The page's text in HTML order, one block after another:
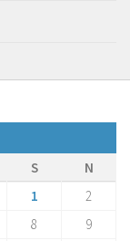
S
N
1
2
8
9